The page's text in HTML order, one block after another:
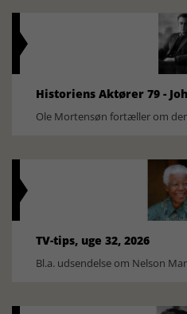
Historiens Aktører 79 -
Ole Mortensøn fortæller om
TV-tips, uge 32, 2026
Bl.a. udsendelse om Nelson